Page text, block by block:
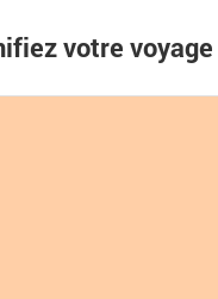
votre voyage